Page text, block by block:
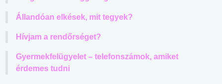
Állandóan elkések, mit tegyek?
Hívjam a rendőrséget?
Gyermekfelügyelet – telefonszámok, amiket
érdemes tudni